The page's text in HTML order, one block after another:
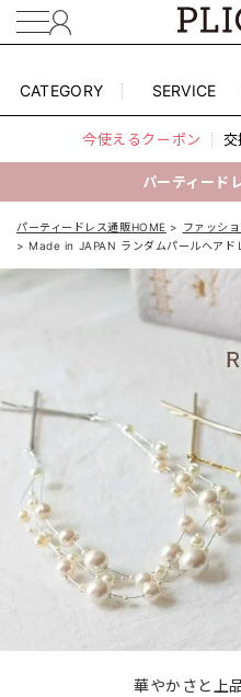
CATEGORY SERVICE
今使えるクーポン 交
パーティード
パーティードレス通販HOME ファッシ
Made in JAPAN ランダムパールヘアド
華やかさと上